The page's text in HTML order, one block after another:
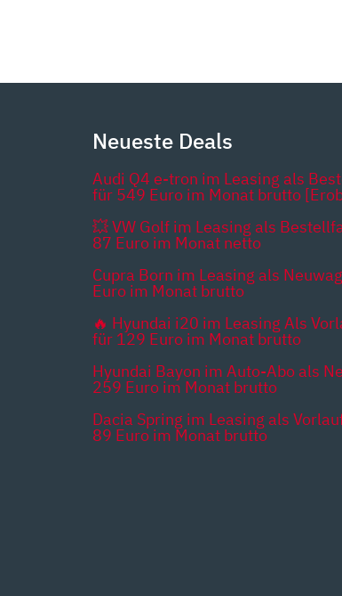
Neueste Deals
Audi Q4 e-tron im Leasing als
für 549 Euro im Monat brutto
💥 VW Golf im Leasing als
87 Euro im Monat netto
Cupra Born im Leasing als
Euro im Monat brutto
🔥 Hyundai i20 im Leasing Als
für 129 Euro im Monat brutto
Hyundai Bayon im Auto-Abo als
259 Euro im Monat brutto
Dacia Spring im Leasing als
89 Euro im Monat brutto